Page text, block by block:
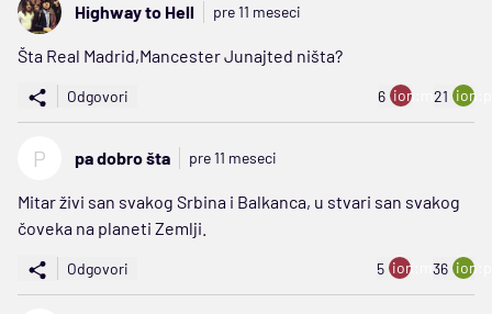
Highway to Hell pre 11 meseci
Šta Real Madrid,Mancester Junajted ništa?
Odgovori 6 ion:minus
21
P pa dobro šta pre 11 meseci
Mitar živi san svakog Srbina i Balkanca, u stvari san svakog
čoveka na planeti Zemlji.
Odgovori 5 ion:minus
36